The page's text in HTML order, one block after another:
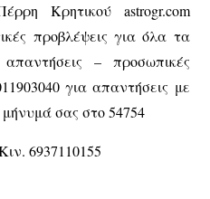
Κρητικού astrogr.com
προβλέψεις για όλα τα
– προσωπικές
για απαντήσεις με
σας στο 54754
6937110155